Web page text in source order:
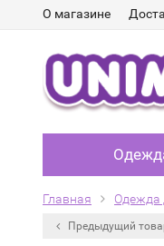
О магазине
Главная Одежда
Предыдущий